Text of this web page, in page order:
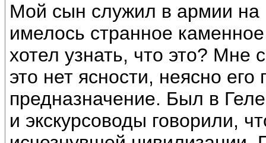
Мой сын служил в армии на
имелось странное
хотел узнать, что это? Мне
это нет ясности, неясно
предназначение. Был в
и экскурсоводы говорили,